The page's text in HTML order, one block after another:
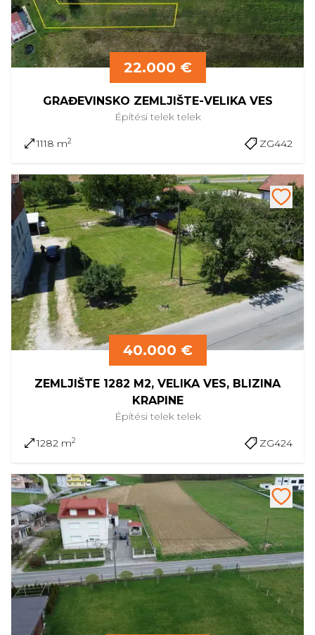
22.000 €
GRAĐEVINSKO ZEMLJIŠTE-VELIKA VES
Építési telek telek
1118 m2 ZG442
40.000 €
ZEMLJIŠTE 1282 M2, VELIKA VES, BLIZINA
KRAPINE
Építési telek telek
1282 m2 ZG424